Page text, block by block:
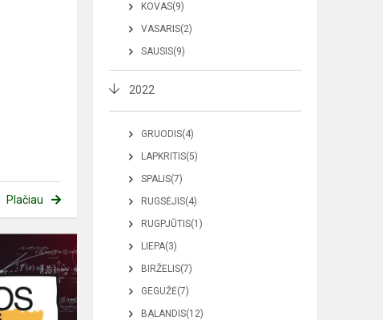
Plačiau
KOVAS(9)
VASARIS(2)
SAUSIS(9)
2022
GRUODIS(4)
LAPKRITIS(5)
SPALIS(7)
RUGSĖJIS(4)
RUGPJŪTIS(1)
LIEPA(3)
BIRŽELIS(7)
GEGUŽĖ(7)
BALANDIS(12)